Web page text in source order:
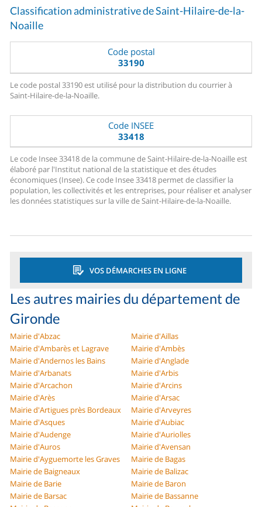
Classification administrative de Saint-Hilaire-de-la-
Noaille
Code postal
33190
Le code postal 33190 est utilisé pour la distribution du courrier à
Saint-Hilaire-de-la-Noaille.
Code INSEE
33418
Le code Insee 33418 de la commune de Saint-Hilaire-de-la-Noaille est
élaboré par l'Institut national de la statistique et des études
économiques (Insee). Ce code Insee 33418 permet de classifier la
population, les collectivités et les entreprises, pour réaliser et analyser
les données statistiques sur la ville de Saint-Hilaire-de-la-Noaille.
VOS DÉMARCHES EN LIGNE
Les autres mairies du département de
Gironde
Mairie d'Abzac
Mairie d'Aillas
Mairie d'Ambarès et Lagrave
Mairie d'Ambès
Mairie d'Andernos les Bains
Mairie d'Anglade
Mairie d'Arbanats
Mairie d'Arbis
Mairie d'Arcachon
Mairie d'Arcins
Mairie d'Arès
Mairie d'Arsac
Mairie d'Artigues près Bordeaux
Mairie d'Arveyres
Mairie d'Asques
Mairie d'Aubiac
Mairie d'Audenge
Mairie d'Auriolles
Mairie d'Auros
Mairie d'Avensan
Mairie d'Ayguemorte les Graves
Mairie de Bagas
Mairie de Baigneaux
Mairie de Balizac
Mairie de Barie
Mairie de Baron
Mairie de Barsac
Mairie de Bassanne